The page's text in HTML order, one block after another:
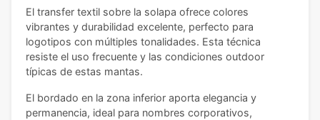
El transfer textil sobre la solapa ofrece colores
vibrantes y durabilidad excelente, perfecto para
logotipos con múltiples tonalidades. Esta técnica
resiste el uso frecuente y las condiciones outdoor
típicas de estas mantas.
El bordado en la zona inferior aporta elegancia y
permanencia, ideal para nombres corporativos,